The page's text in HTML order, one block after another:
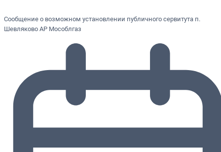
Сообщение о возможном установлении публичного сервитута п.
Шевляково АР Мособлгаз